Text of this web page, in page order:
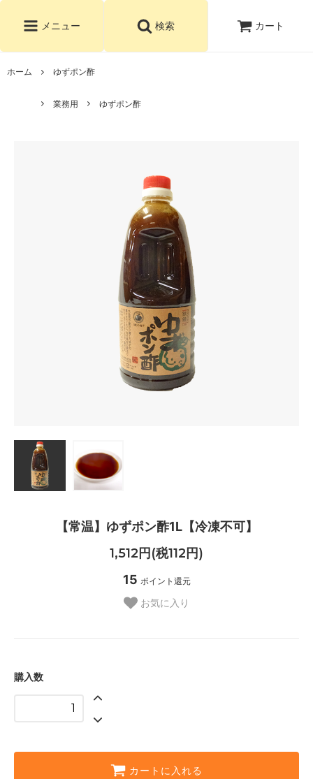
メニュー 検索 カート
ホーム ゆずポン酢
業務用 ゆずポン酢
【常温】ゆずポン酢1L【冷凍不可】
1,512円(税112円)
15 ポイント還元
お気に入り
購入数
カートに入れる